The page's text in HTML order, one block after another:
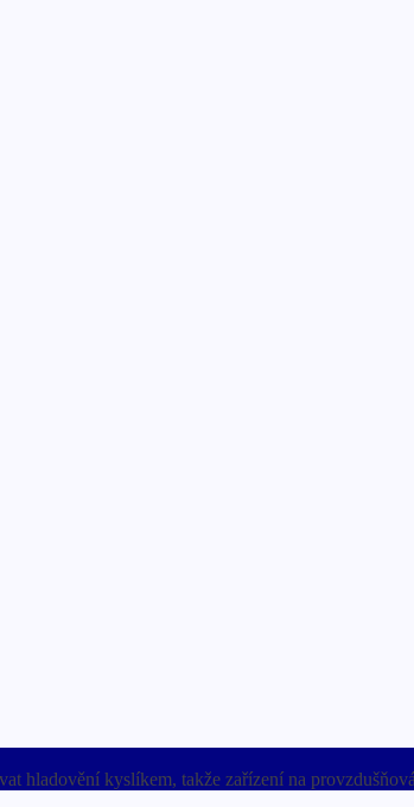
hladovění kyslíkem, takže zařízení na